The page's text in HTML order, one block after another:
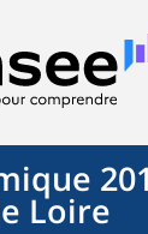
Loire